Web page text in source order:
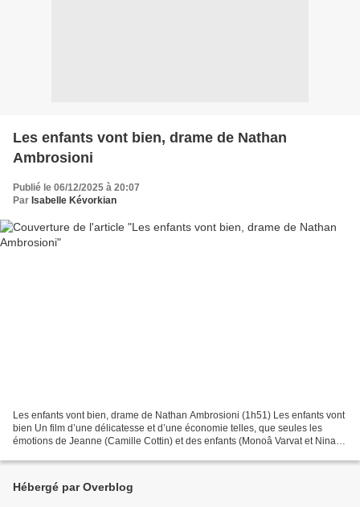
Les enfants vont bien, drame de Nathan
Ambrosioni
Publié le 06/12/2025 à 20:07
Par Isabelle Kévorkian
Les enfants vont bien, drame de Nathan Ambrosioni (1h51) Les enfants vont
bien Un film d’une délicatesse et d’une économie telles, que seules les
émotions de Jeanne (Camille Cottin) et des enfants (Monoâ Varvat et Nina
Hébergé par Overblog